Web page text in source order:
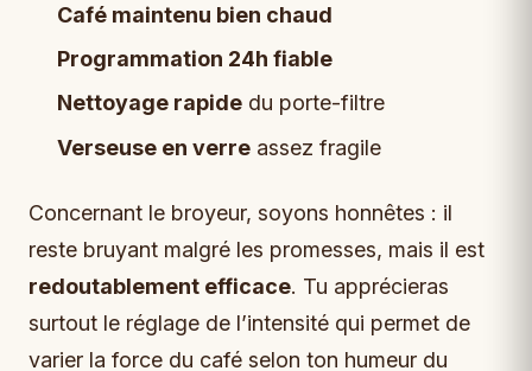
Café maintenu bien chaud
Programmation 24h fiable
Nettoyage rapide du porte-filtre
Verseuse en verre assez fragile
Concernant le broyeur, soyons honnêtes : il
reste bruyant malgré les promesses, mais il est
redoutablement efficace. Tu apprécieras
surtout le réglage de l’intensité qui permet de
varier la force du café selon ton humeur du